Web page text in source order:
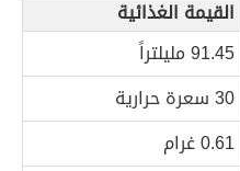
القيمة الغذائية
91.45 مليلتراً
30 سعرة حرارية
0.61 غرام